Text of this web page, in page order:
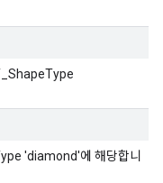
'diamond'에 해당합니